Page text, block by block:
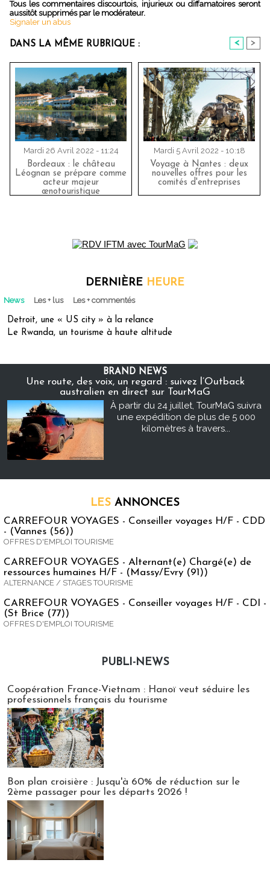
Tous les commentaires discourtois, injurieux ou diffamatoires seront
aussitôt supprimés par le modérateur.
Signaler un abus
DANS LA MÊME RUBRIQUE : < >
Mardi 26 Avril 2022 - 11:24
Bordeaux : le château
Léognan se prépare comme
acteur majeur
œnotouristique
Mardi 5 Avril 2022 - 10:18
Voyage à Nantes : deux
nouvelles offres pour les
comités d'entreprises
DERNIÈRE HEURE
News Les + lus Les + commentés
Detroit, une « US city » à la relance
Le Rwanda, un tourisme à haute altitude
BRAND NEWS
Une route, des voix, un regard : suivez l’Outback
australien en direct sur TourMaG
À partir du 24 juillet, TourMaG suivra
une expédition de plus de 5 000
kilomètres à travers...
LES ANNONCES
CARREFOUR VOYAGES - Conseiller voyages H/F - CDD
- (Vannes (56))
OFFRES D'EMPLOI TOURISME
CARREFOUR VOYAGES - Alternant(e) Chargé(e) de
ressources humaines H/F - (Massy/Evry (91))
ALTERNANCE / STAGES TOURISME
CARREFOUR VOYAGES - Conseiller voyages H/F - CDI -
(St Brice (77))
OFFRES D'EMPLOI TOURISME
PUBLI-NEWS
Coopération France-Vietnam : Hanoï veut séduire les
professionnels français du tourisme
Bon plan croisière : Jusqu'à 60% de réduction sur le
2ème passager pour les départs 2026 !